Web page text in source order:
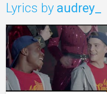
Lyrics by audrey_